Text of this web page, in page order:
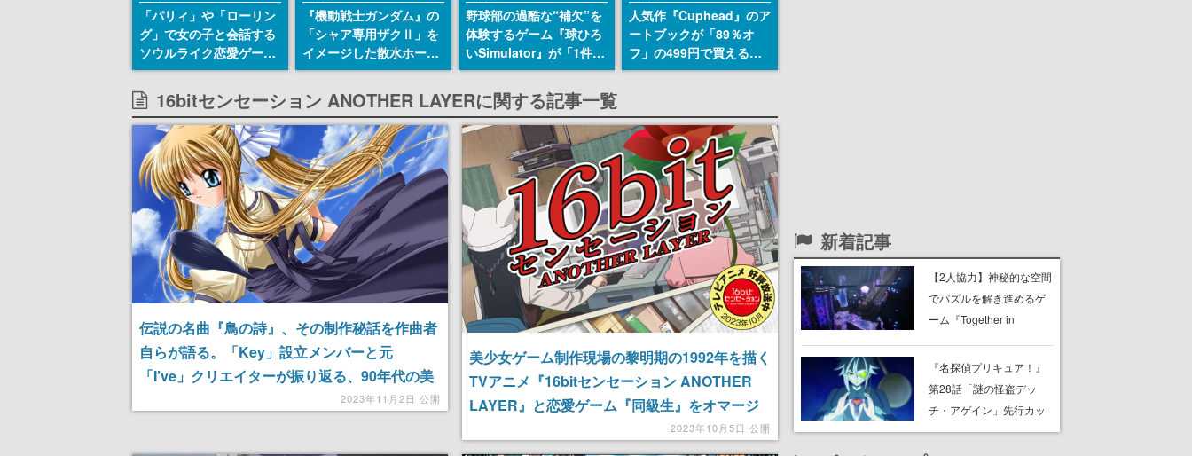
「パリィ」や「ローリン
グ」で女の子と会話する
ソウルライク恋愛ゲーム
『小早川さんはソウルラ
イク』無料公開。返事に
失敗すると「YOU
DIED」
『機動戦士ガンダム』の
「シャア専用ザクⅡ」を
イメージした散水ホース
リールが予約開始。本体
にはシャアのパーソナル
マークやジオン公国軍の
エンブレム、型式番号な
どを配置
野球部の過酷な“補欠”を
体験するゲーム『球ひろ
いSimulator』が「1件」
のウィッシュリストをも
とにチェコ語に対応し
SNSで話題に。『キング
ダム・カム』開発元やチ
ェコのプロ野球選手から
称賛の声
人気作『Cuphead』のア
ートブックが「89％オ
フ」の499円で買える破
格のセール中。1930年代
期コンセプトやボスキャ
ラ、ステージのイラスト
も収録
16bitセンセーション ANOTHER LAYERに関する記事一覧
伝説の名曲『鳥の詩』、その制作秘話を作曲者
自らが語る。「Key」設立メンバーと元
「I’ve」クリエイターが振り返る、90年代の美
少女ゲーム界【16bitセンセーション2023年11月2日 公開
美少女ゲーム制作現場の黎明期の1992年を描く
TVアニメ『16bitセンセーション ANOTHER
LAYER』と恋愛ゲーム『同級生』をオマージ
ュしたビジュアルが素敵。Blu-ray&DVD情報
2023年10月5日 公開
新着記事
【2人協力】神秘的な空間
でパズルを解き進めるゲ
ーム『Together in
8月8日Steamでリリー
ス。時に忘れ去られた世
界の古代洞窟を舞台に、4
『名探偵プリキュア！』
第28話「謎の怪盗デッ
チ・アゲイン」先行カッ
ト解禁。泣きぼくろにモ